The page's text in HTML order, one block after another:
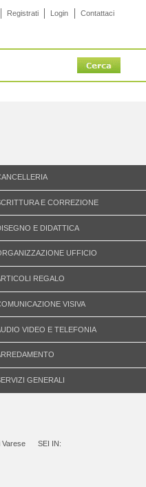
Registrati Login Contattaci
E CORREZIONE
E DIDATTICA
UFFICIO
REGALO
VISIVA
VIDEO E TELEFONIA
GENERALI
SEI IN:
Varese